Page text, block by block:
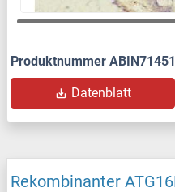
Produktnummer
Datenblatt
Rekombinanter